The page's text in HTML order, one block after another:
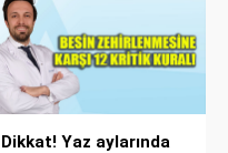
Dikkat! Yaz aylarında